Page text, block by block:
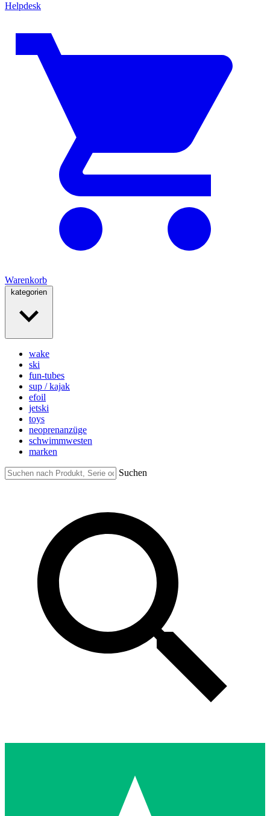
Helpdesk
Warenkorb
kategorien
wake
ski
fun-tubes
sup / kajak
efoil
jetski
toys
neoprenanzüge
schwimmwesten
marken
Suchen